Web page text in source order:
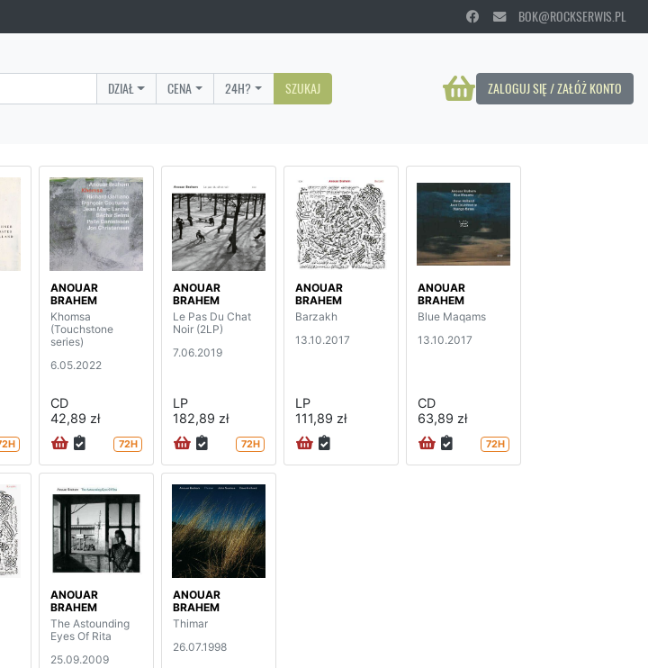
BOK@ROCKSERWIS.PL
ZALOGUJ SIĘ / ZAŁÓŻ KONTO
DZIAŁ CENA 24H? SZUKAJ
ANOUAR
BRAHEM
Khomsa
(Touchstone
series)
6.05.2022
CD
42,89 zł
72H
ANOUAR
BRAHEM
Le Pas Du Chat
Noir (2LP)
7.06.2019
LP
182,89 zł
72H
ANOUAR
BRAHEM
Barzakh
13.10.2017
LP
111,89 zł
ANOUAR
BRAHEM
Blue Maqams
13.10.2017
CD
63,89 zł
72H
ANOUAR
BRAHEM
The Astounding
Eyes Of Rita
25.09.2009
ANOUAR
BRAHEM
Thimar
26.07.1998